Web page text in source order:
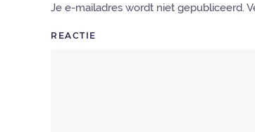
Je e-mailadres wordt niet gepubliceerd.
REACTIE